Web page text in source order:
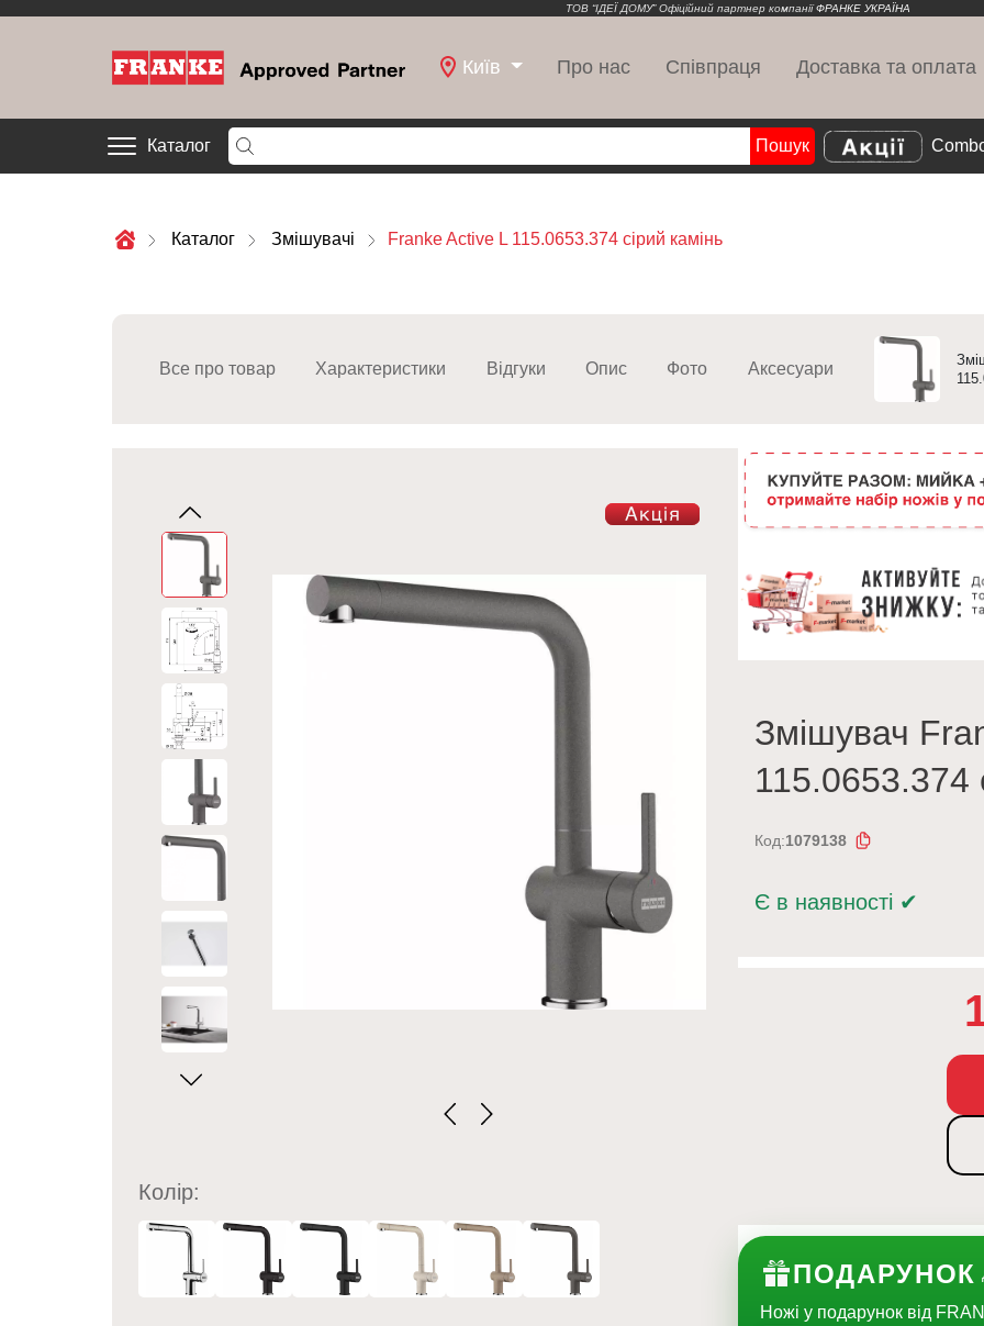
ТОВ “ІДЕЇ ДОМУ” Офіційний партнер компаніїФРАНКЕ УКРАЇНА
Київ Про нас Співпраця Доставка та оплата
Каталог Пошук
Каталог Змішувачі Franke Active L 115.0653.374 сірий камінь
Все про товар Характеристики Відгуки Опис Фото Аксесуари
Колір:
Змішувач
115.0653.374
Код:1079138
Є в наявності ✔
ПОДАРУНОК
Ножі у подарунок від